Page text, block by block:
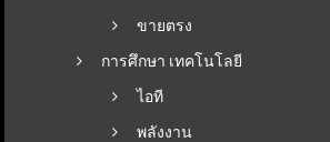
ขายตรง
การศึกษา เทคโนโลยี
ไอที
พลังงาน